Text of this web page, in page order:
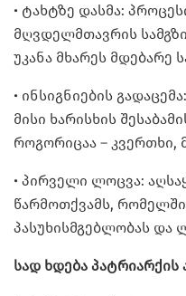
• ტახტზე დასმა:
მღვდელმთავრის
უკანა მხარეს მდებარე
• ინსიგნიების
მისი ხარისხის
როგორიცაა – კვერთხი,
• პირველი ლოცვა:
წარმოთქვამს,
პასუხისმგებლობას და
სად ხდება პატრიარქის